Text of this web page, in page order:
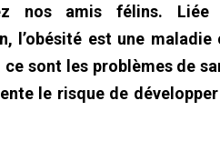
nos amis félins.
l’obésité est une
ce sont les problèmes de
le risque de